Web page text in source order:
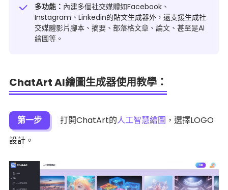
多功能： 內建多個社交媒體如Facebook、
Instagram、Linkedin的貼文生成器外，還支援生成社
交媒體影片腳本、摘要、部落格文章、論文、甚至是AI
繪圖等。
ChatArt AI繪圖生成器使用教學：
第一步 打開ChatArt的人工智慧繪圖 ，選擇LOGO
設計。